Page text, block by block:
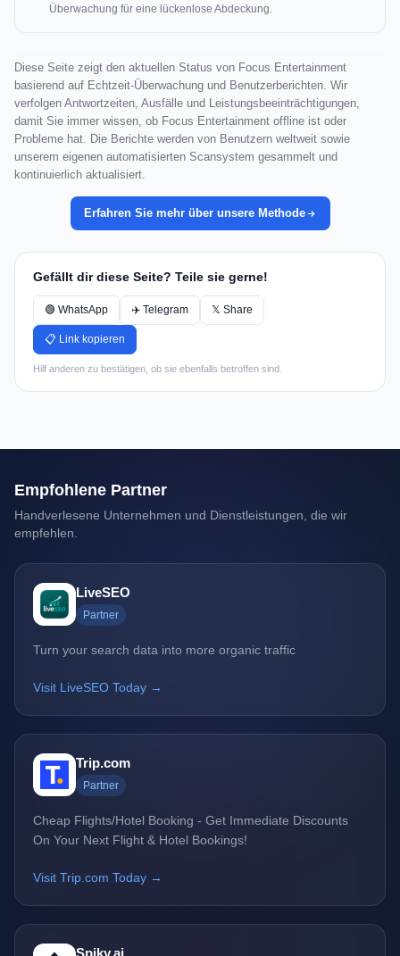
Überwachung für eine lückenlose Abdeckung.
Diese Seite zeigt den aktuellen Status von Focus Entertainment
basierend auf Echtzeit-Überwachung und Benutzerberichten. Wir
verfolgen Antwortzeiten, Ausfälle und Leistungsbeeinträchtigungen,
damit Sie immer wissen, ob Focus Entertainment offline ist oder
Probleme hat. Die Berichte werden von Benutzern weltweit sowie
unserem eigenen automatisierten Scansystem gesammelt und
kontinuierlich aktualisiert.
Erfahren Sie mehr über unsere Methode
Gefällt dir diese Seite? Teile sie gerne!
🟢 WhatsApp ✈️ Telegram 𝕏 Share
📋 Link kopieren
Hilf anderen zu bestätigen, ob sie ebenfalls betroffen sind.
Empfohlene Partner
Handverlesene Unternehmen und Dienstleistungen, die wir
empfehlen.
LiveSEO
Partner
Turn your search data into more organic traffic
Visit LiveSEO Today →
Trip.com
Partner
Cheap Flights/Hotel Booking - Get Immediate Discounts
On Your Next Flight & Hotel Bookings!
Visit Trip.com Today →